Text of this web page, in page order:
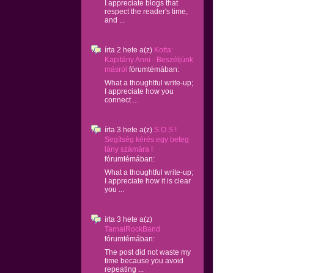
I appreciate blogs that
respect the reader's time,
and ...
írta 2 hete a(z) Kotta:
Kapitány Anni - Beszéljünk
másról fórumtémában:
What a thoughtful write-up;
I appreciate how you
connect ...
írta 3 hete a(z) S.O.S !
Segítség kérés egy beteg
lány számára !
fórumtémában:
What a thoughtful write-up;
I appreciate how it is clear
you ...
írta 3 hete a(z)
TarnaiRockBand
fórumtémában:
The post did not waste my
time because you avoid
repeating ...